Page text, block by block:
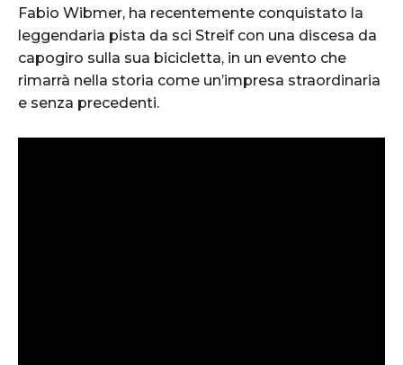
Fabio Wibmer, ha recentemente conquistato la
leggendaria pista da sci Streif con una discesa da
capogiro sulla sua bicicletta, in un evento che
rimarrà nella storia come un’impresa straordinaria
e senza precedenti.